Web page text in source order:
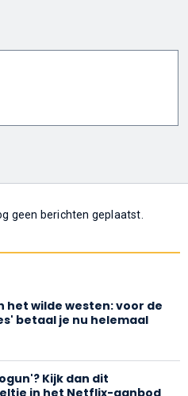
geen berichten geplaatst.
het wilde westen: voor de
betaal je nu helemaal
Kijk dan dit
in het Netflix-aanbod